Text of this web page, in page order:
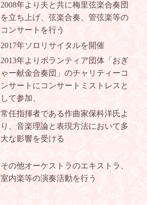
2008年より夫と共に梅里弦楽合奏団
を立ち上げ、弦楽合奏、管弦楽等の
コンサートを行う
2017年ソロリサイタルを開催
2013年よりボランティア団体「おぎ
ゃー献金合奏団」のチャリティーコ
ンサートにコンサートミストレスと
して参加、
常任指揮者である作曲家保科洋氏よ
り、音楽理論と表現方法において多
大な影響を受ける
その他オーケストラのエキストラ、
室内楽等の演奏活動を行う